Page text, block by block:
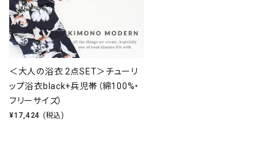
＜大人の浴衣 2点SET＞チューリ
ップ浴衣black+兵児帯（綿100%・
フリーサイズ）
¥17,424 (税込)